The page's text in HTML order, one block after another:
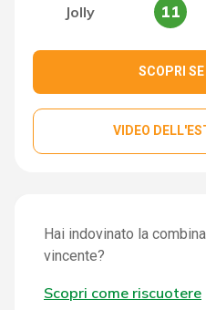
Jolly 11
SCOPRI
VIDEO
Hai indovinato la
vincente?
Scopri come riscuotere